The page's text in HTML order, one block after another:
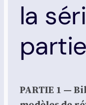
la
PARTIE 1 —